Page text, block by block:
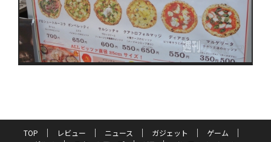
TOP レビュー ニュース ガジェット
ゲーム